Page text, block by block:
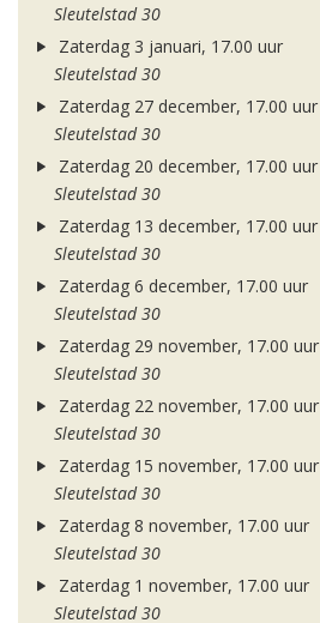
Sleutelstad 30
Zaterdag 3 januari, 17.00 uur
Sleutelstad 30
Zaterdag 27 december, 17.00 uur
Sleutelstad 30
Zaterdag 20 december, 17.00 uur
Sleutelstad 30
Zaterdag 13 december, 17.00 uur
Sleutelstad 30
Zaterdag 6 december, 17.00 uur
Sleutelstad 30
Zaterdag 29 november, 17.00 uur
Sleutelstad 30
Zaterdag 22 november, 17.00 uur
Sleutelstad 30
Zaterdag 15 november, 17.00 uur
Sleutelstad 30
Zaterdag 8 november, 17.00 uur
Sleutelstad 30
Zaterdag 1 november, 17.00 uur
Sleutelstad 30